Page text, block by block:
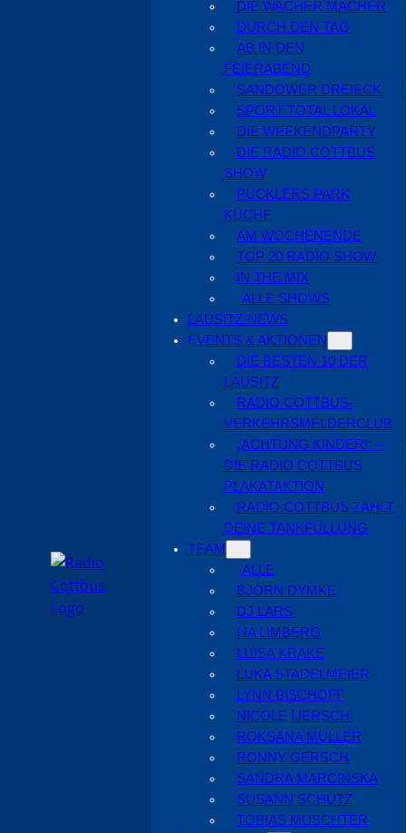
DIE WACHER MACHER
DURCH DEN TAG
AB IN DEN
FEIERABEND
SANDOWER DREIECK
SPORT TOTAL LOKAL
DIE WEEKENDPARTY
DIE RADIO COTTBUS
SHOW
PÜCKLERS PARK
KÜCHE
AM WOCHENENDE
TOP 20 RADIO SHOW
IN THE MIX
ALLE SHOWS
LAUSITZ-NEWS
EVENTS & AKTIONEN
DIE BESTEN 10 DER
LAUSITZ
RADIO COTTBUS-
VERKEHRSMELDERCLUB
„ACHTUNG KINDER!“ –
DIE RADIO COTTBUS
PLAKATAKTION
RADIO COTTBUS ZAHLT
DEINE TANKFÜLLUNG
TEAM
ALLE
BJÖRN DYMKE
DJ LARS
LIA LIMBERG
LUISA KRAKE
LUKA STADELMEIER
LYNN BISCHOFF
NICOLE LIERSCH
ROKSANA MÜLLER
RONNY GERSCH
SANDRA MARCINSKA
SUSANN SCHÜTZ
TOBIAS MUSCHTER